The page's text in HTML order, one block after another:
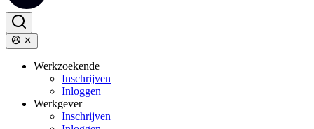
Werkzoekende
Inschrijven
Inloggen
Werkgever
Inschrijven